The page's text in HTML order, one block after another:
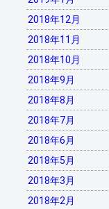
2018年12月
2018年11月
2018年10月
2018年9月
2018年8月
2018年7月
2018年6月
2018年5月
2018年3月
2018年2月